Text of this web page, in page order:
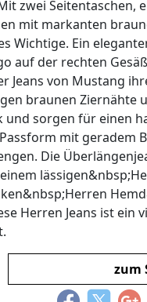
zwei Seitentaschen,
mit markanten
Wichtige. Ein
auf der rechten
Jeans von Mustang
braunen Ziernähte
und sorgen für einen
mit geradem
Die
Herren Jeans ist ein
zum